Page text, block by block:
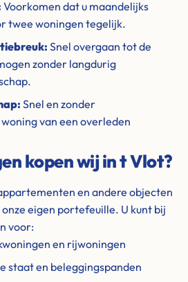
Voorkomen dat u maandelijks
twee woningen tegelijk.
Snel overgaan tot de
zonder langdurig
Snel en zonder
van een overleden
kopen wij in t Vlot?
en andere objecten
eigen portefeuille. U kunt bij
voor:
en rijwoningen
staat en beleggingspanden